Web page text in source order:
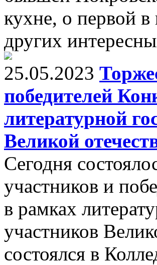
кухне, о первой
других
25.05.2023
победителей
литературной
Великой
Сегодня
участников и
в рамках
участников
состоялся в